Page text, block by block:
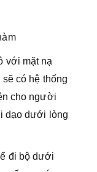
với mặt nạ
có hệ thống
cho người
dạo dưới lòng
đi bộ dưới